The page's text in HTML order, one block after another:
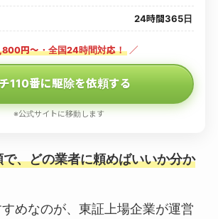
24時間365日
円〜・全国24時間対応！ ／
110番に駆除を依頼する
※公式サイトに移動します
、どの業者に頼めばいいか分か
めなのが、東証上場企業が運営